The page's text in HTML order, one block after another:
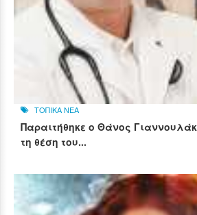
ΤΟΠΙΚΑ ΝΕΑ
Παραιτήθηκε ο Θάνος
τη θέση του...